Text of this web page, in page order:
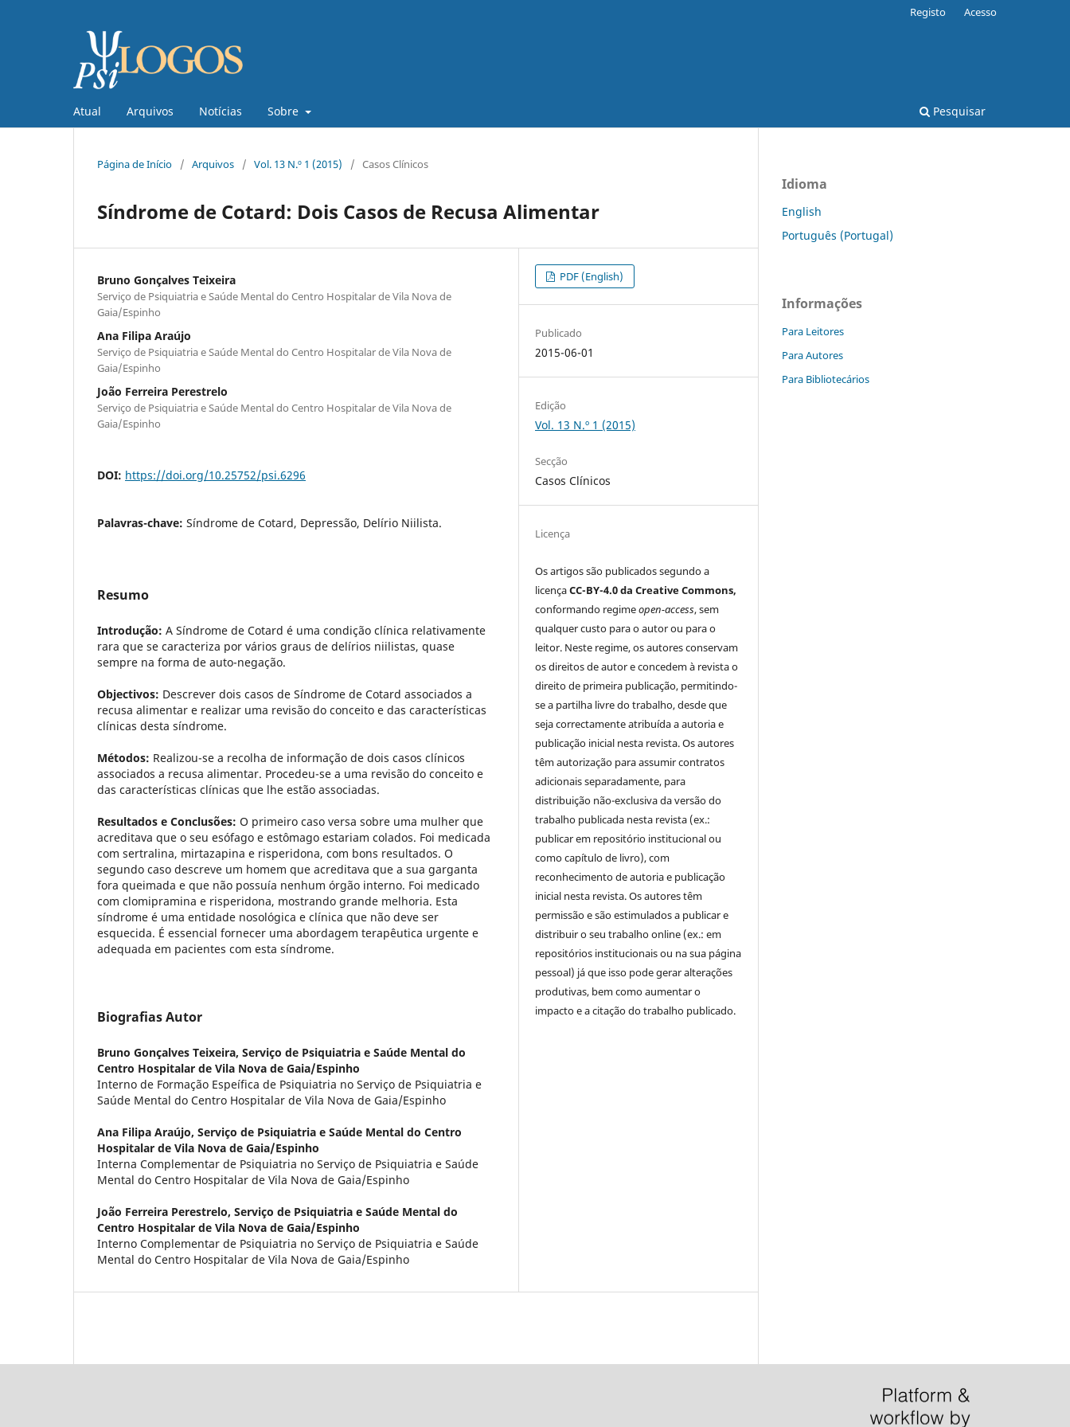
Atual Arquivos Notícias Sobre Pesquisar
Registo Acesso
Página de Início / Arquivos / Vol. 13 N.º 1 (2015) / Casos Clínicos
Síndrome de Cotard: Dois Casos de Recusa Alimentar
Bruno Gonçalves Teixeira
Serviço de Psiquiatria e Saúde Mental do Centro Hospitalar de Vila Nova de
Gaia/Espinho
Ana Filipa Araújo
Serviço de Psiquiatria e Saúde Mental do Centro Hospitalar de Vila Nova de
Gaia/Espinho
João Ferreira Perestrelo
Serviço de Psiquiatria e Saúde Mental do Centro Hospitalar de Vila Nova de
Gaia/Espinho
DOI: https://doi.org/10.25752/psi.6296
Palavras-chave: Síndrome de Cotard, Depressão, Delírio Niilista.
Resumo
Introdução: A Síndrome de Cotard é uma condição clínica relativamente
rara que se caracteriza por vários graus de delírios niilistas, quase
sempre na forma de auto-negação.
Objectivos: Descrever dois casos de Síndrome de Cotard associados a
recusa alimentar e realizar uma revisão do conceito e das características
clínicas desta síndrome.
Métodos: Realizou-se a recolha de informação de dois casos clínicos
associados a recusa alimentar. Procedeu-se a uma revisão do conceito e
das características clínicas que lhe estão associadas.
Resultados e Conclusões: O primeiro caso versa sobre uma mulher que
acreditava que o seu esófago e estômago estariam colados. Foi medicada
com sertralina, mirtazapina e risperidona, com bons resultados. O
segundo caso descreve um homem que acreditava que a sua garganta
fora queimada e que não possuía nenhum órgão interno. Foi medicado
com clomipramina e risperidona, mostrando grande melhoria. Esta
síndrome é uma entidade nosológica e clínica que não deve ser
esquecida. É essencial fornecer uma abordagem terapêutica urgente e
adequada em pacientes com esta síndrome.
Biografias Autor
Bruno Gonçalves Teixeira, Serviço de Psiquiatria e Saúde Mental do
Centro Hospitalar de Vila Nova de Gaia/Espinho
Interno de Formação Espeífica de Psiquiatria no Serviço de Psiquiatria e
Saúde Mental do Centro Hospitalar de Vila Nova de Gaia/Espinho
Ana Filipa Araújo, Serviço de Psiquiatria e Saúde Mental do Centro
Hospitalar de Vila Nova de Gaia/Espinho
Interna Complementar de Psiquiatria no Serviço de Psiquiatria e Saúde
Mental do Centro Hospitalar de Vila Nova de Gaia/Espinho
João Ferreira Perestrelo, Serviço de Psiquiatria e Saúde Mental do
Centro Hospitalar de Vila Nova de Gaia/Espinho
Interno Complementar de Psiquiatria no Serviço de Psiquiatria e Saúde
Mental do Centro Hospitalar de Vila Nova de Gaia/Espinho
PDF (English)
Publicado
2015-06-01
Edição
Vol. 13 N.º 1 (2015)
Secção
Casos Clínicos
Licença
Os artigos são publicados segundo a
licençaCC-BY-4.0 da Creative Commons,
conformando regimeopen-access, sem
qualquer custo para o autor ou para o
leitor. Neste regime, os autores conservam
os direitos de autor e concedem à revista o
direito de primeira publicação, permitindo-
se a partilha livre do trabalho, desde que
seja correctamente atribuída a autoria e
publicação inicial nesta revista. Os autores
têm autorização para assumir contratos
adicionais separadamente, para
distribuição não-exclusiva da versão do
trabalho publicada nesta revista (ex.:
publicar em repositório institucional ou
como capítulo de livro), com
reconhecimento de autoria e publicação
inicial nesta revista. Os autores têm
permissão e são estimulados a publicar e
distribuir o seu trabalho online (ex.: em
repositórios institucionais ou na sua página
pessoal) já que isso pode gerar alterações
produtivas, bem como aumentar o
impacto e a citação do trabalho publicado.
Idioma
English
Português (Portugal)
Informações
Para Leitores
Para Autores
Para Bibliotecários